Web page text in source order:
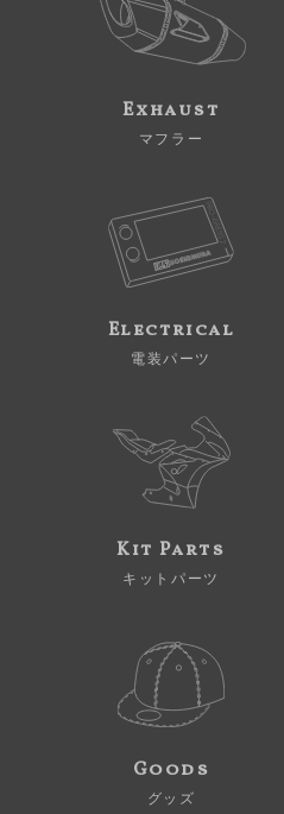
Exhaust
マフラー
Electrical
電装パーツ
Kit Parts
キットパーツ
Goods
グッズ